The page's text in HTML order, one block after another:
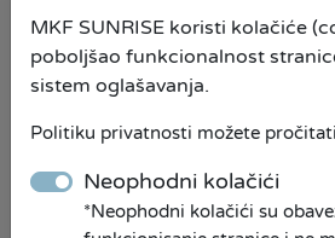
SUNRISE obilježava
uspješnog
MKF SUNRISE koristi kolačiće
poboljšao funkcionalnost
sistem oglašavanja.
Politiku privatnosti možete pročitati
Neophodni kolačići
*Neophodni kolačići su